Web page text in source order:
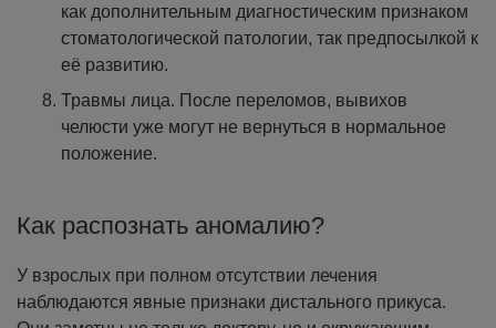
как дополнительным диагностическим признаком
стоматологической патологии, так предпосылкой к
её развитию.
Травмы лица. После переломов, вывихов
челюсти уже могут не вернуться в нормальное
положение.
Как распознать аномалию?
У взрослых при полном отсутствии лечения
наблюдаются явные признаки дистального прикуса.